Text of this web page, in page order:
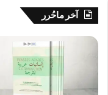
آخر ماحُرر